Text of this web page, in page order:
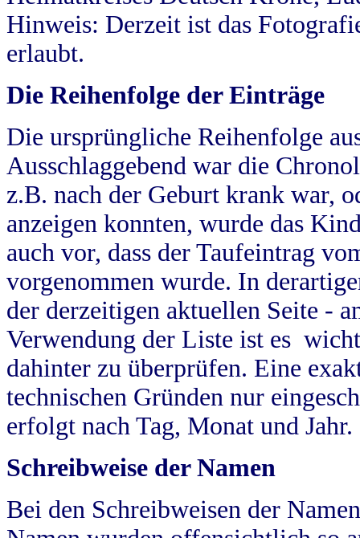
Hinweis: Derzeit ist das
erlaubt.
Die Reihenfolge der Einträge
Die ursprüngliche Reihenfolge
Ausschlaggebend war die
z.B. nach der Geburt krank war,
anzeigen konnten, wurde das
auch vor, dass der Taufeintrag
vorgenommen wurde. In
der derzeitigen aktuellen Seite -
Verwendung der Liste ist es
dahinter zu überprüfen. Eine
technischen Gründen nur
erfolgt nach Tag, Monat und Jahr.
Schreibweise der Namen
Bei den Schreibweisen der